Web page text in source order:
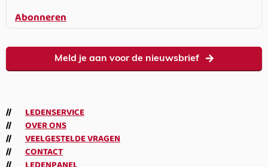
Abonneren
Meld je aan voor de nieuwsbrief
LEDENSERVICE
OVER ONS
VEELGESTELDE VRAGEN
CONTACT